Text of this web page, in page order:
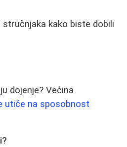
kako biste dobili
dojenje? Većina
utiče na sposobnost